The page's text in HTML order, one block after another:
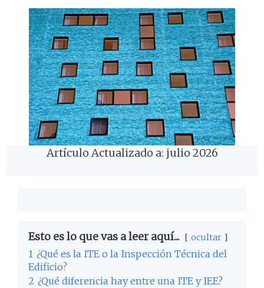
Artículo Actualizado a: julio 2026
Esto es lo que vas a leer aquí... ocultar
1 ¿Qué es la ITE o la Inspección Técnica del
Edificio?
2 ¿Qué diferencia hay entre una ITE y IEE?